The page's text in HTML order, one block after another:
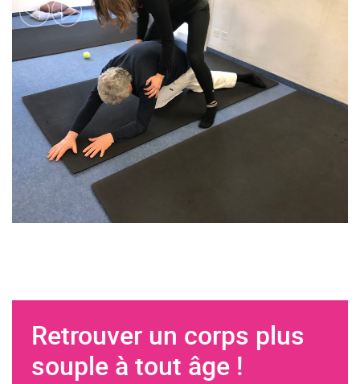
Retrouver un corps plus
souple à tout âge !